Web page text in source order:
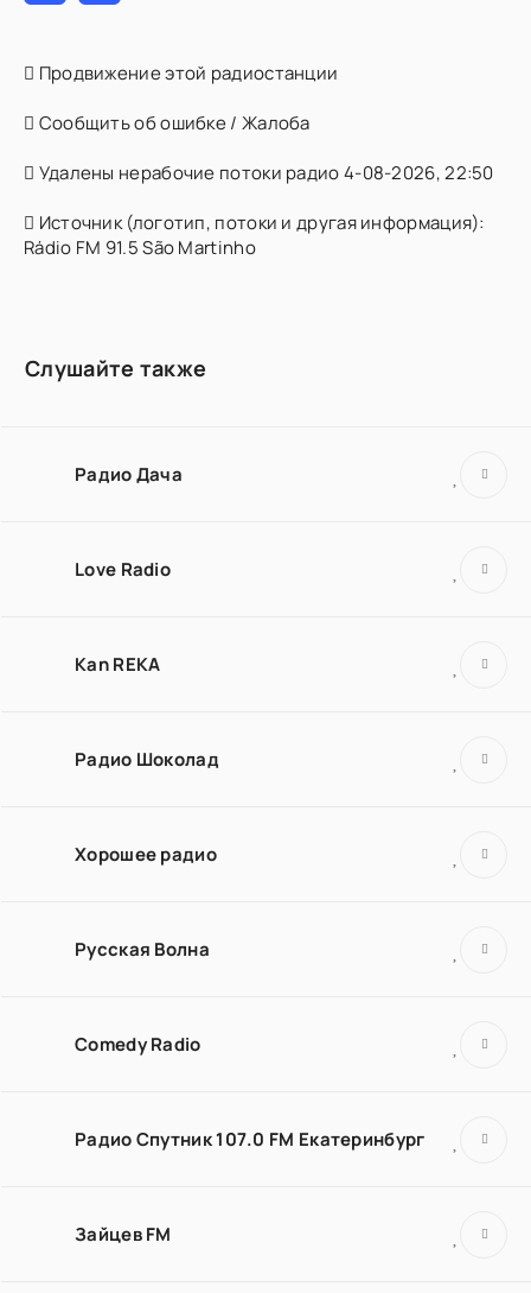
Продвижение этой радиостанции
Сообщить об ошибке / Жалоба
Удалены нерабочие потоки радио 4-08-2026, 22:50
Источник (логотип, потоки и другая информация):
Rádio FM 91.5 São Martinho
Слушайте также
Радио Дача
Love Radio
Kan REKA
Радио Шоколад
Хорошее радио
Русская Волна
Comedy Radio
Радио Спутник 107.0 FM Екатеринбург
Зайцев FM